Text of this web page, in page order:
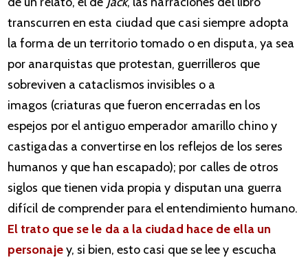
transcurren en esta ciudad que casi siempre adopta
la forma de un territorio tomado o en disputa, ya sea
por anarquistas que protestan, guerrilleros que
sobreviven a cataclismos invisibles o a
imagos (criaturas que fueron encerradas en los
espejos por el antiguo emperador amarillo chino y
castigadas a convertirse en los reflejos de los seres
humanos y que han escapado); por calles de otros
siglos que tienen vida propia y disputan una guerra
difícil de comprender para el entendimiento humano.
El trato que se le da a la ciudad hace de ella un
personajey, si bien, esto casi que se lee y escucha